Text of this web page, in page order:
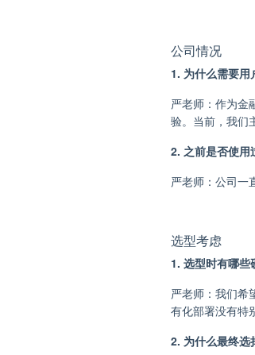
公司情况
1. 为什么需要用
严老师：作为金
验。当前，我们
2. 之前是否使用
严老师：公司一
选型考虑
1. 选型时有哪些
严老师：我们希
有化部署没有特
2. 为什么最终